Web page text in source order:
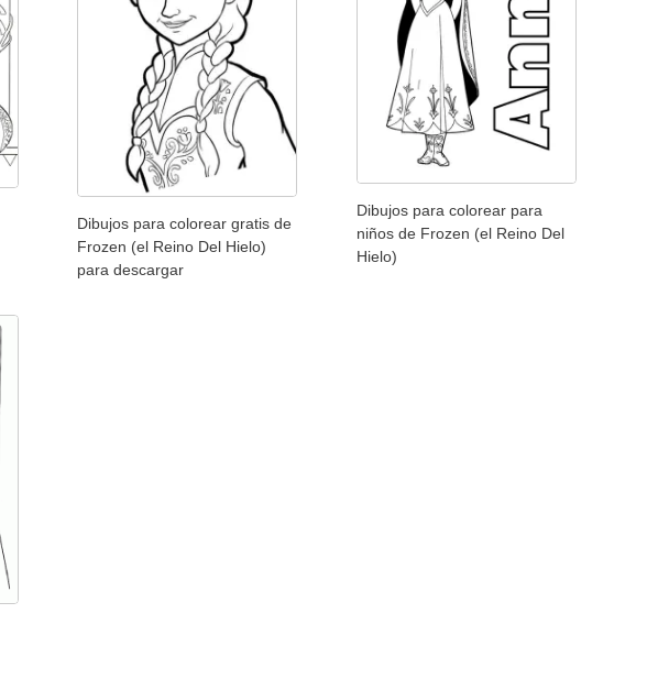
Dibujos para colorear gratis de
Frozen (el Reino Del Hielo)
para descargar
Dibujos para colorear para
niños de Frozen (el Reino Del
Hielo)